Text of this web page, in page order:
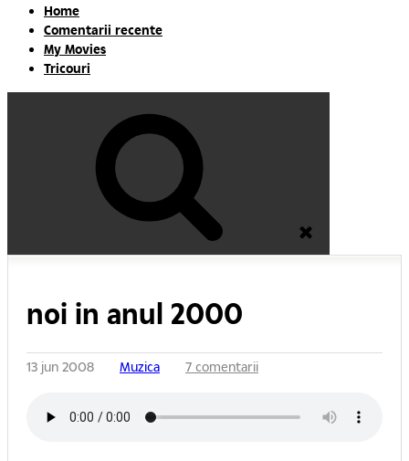
Home
Comentarii recente
My Movies
Tricouri
noi in anul 2000
13 jun 2008 Muzica 7 comentarii